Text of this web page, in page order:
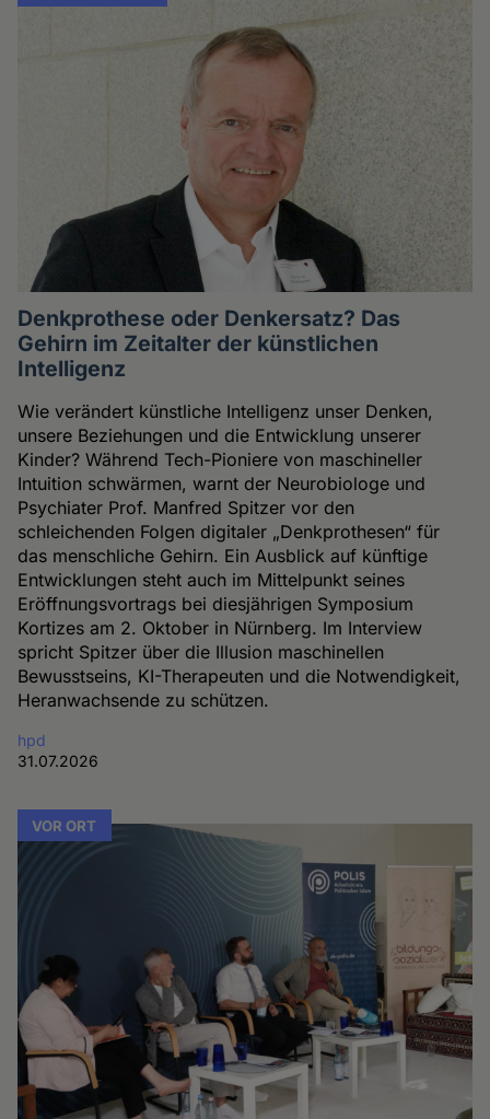
Denkprothese oder Denkersatz? Das
Gehirn im Zeitalter der künstlichen
Intelligenz
Wie verändert künstliche Intelligenz unser Denken,
unsere Beziehungen und die Entwicklung unserer
Kinder? Während Tech-Pioniere von maschineller
Intuition schwärmen, warnt der Neurobiologe und
Psychiater Prof. Manfred Spitzer vor den
schleichenden Folgen digitaler „Denkprothesen“ für
das menschliche Gehirn. Ein Ausblick auf künftige
Entwicklungen steht auch im Mittelpunkt seines
Eröffnungsvortrags bei diesjährigen Symposium
Kortizes am 2. Oktober in Nürnberg. Im Interview
spricht Spitzer über die Illusion maschinellen
Bewusstseins, KI-Therapeuten und die Notwendigkeit,
Heranwachsende zu schützen.
hpd
31.07.2026
VOR ORT